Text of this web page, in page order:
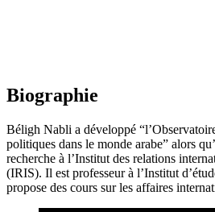
Biographie
Béligh Nabli a développé
politiques dans le monde arabe” alors
recherche à l’Institut des relations
(IRIS). Il est professeur à l’Institut
propose des cours sur les affaires